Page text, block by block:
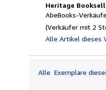
Heritage
AbeBooks-
(Verkäufer mit 2
Alle Artikel dieses
Alle Exemplare